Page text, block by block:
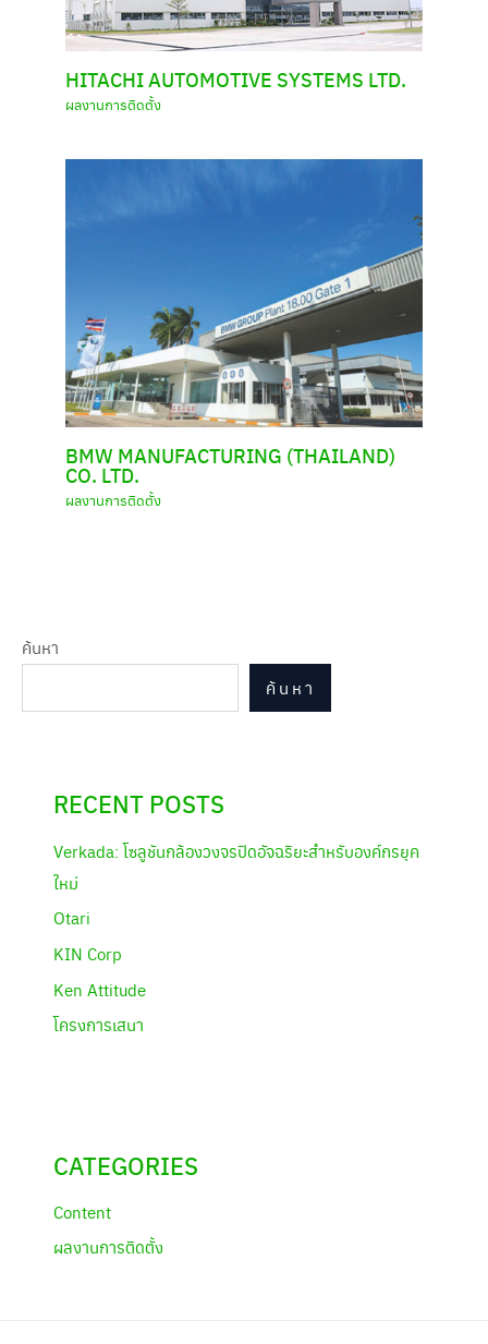
HITACHI AUTOMOTIVE SYSTEMS LTD.
ผลงานการติดตั้ง
BMW MANUFACTURING (THAILAND)
CO. LTD.
ผลงานการติดตั้ง
ค้นหา
ค้นหา
RECENT POSTS
Verkada: โซลูชันกล้องวงจรปิดอัจฉริยะสำหรับองค์กรยุค
ใหม่
Otari
KIN Corp
Ken Attitude
โครงการเสนา
CATEGORIES
Content
ผลงานการติดตั้ง